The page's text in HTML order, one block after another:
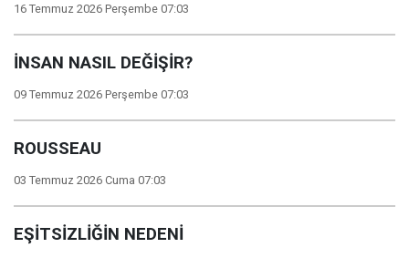
16 Temmuz 2026 Perşembe 07:03
İNSAN NASIL DEĞİŞİR?
09 Temmuz 2026 Perşembe 07:03
ROUSSEAU
03 Temmuz 2026 Cuma 07:03
EŞİTSİZLİĞİN NEDENİ